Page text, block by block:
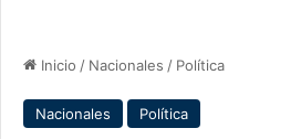
Inicio / Nacionales / Política
Nacionales Política